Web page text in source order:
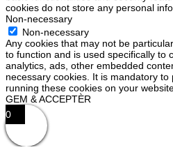
cookies do not store any personal
Non-necessary
Non-necessary
Any cookies that may not be
to function and is used specifically to
analytics, ads, other embedded
necessary cookies. It is mandatory
running these cookies on your
GEM & ACCEPTÈR
0